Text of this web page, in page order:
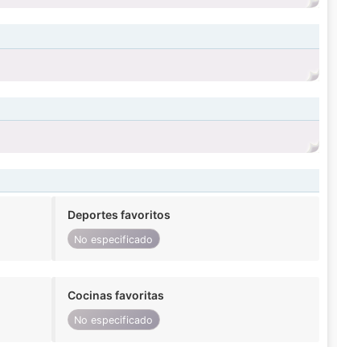
Deportes favoritos
No especificado
Cocinas favoritas
No especificado